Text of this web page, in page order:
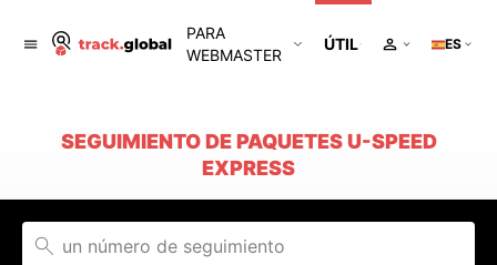
PARA
WEBMASTER
ÚTIL ES
SEGUIMIENTO DE PAQUETES U-SPEED
EXPRESS